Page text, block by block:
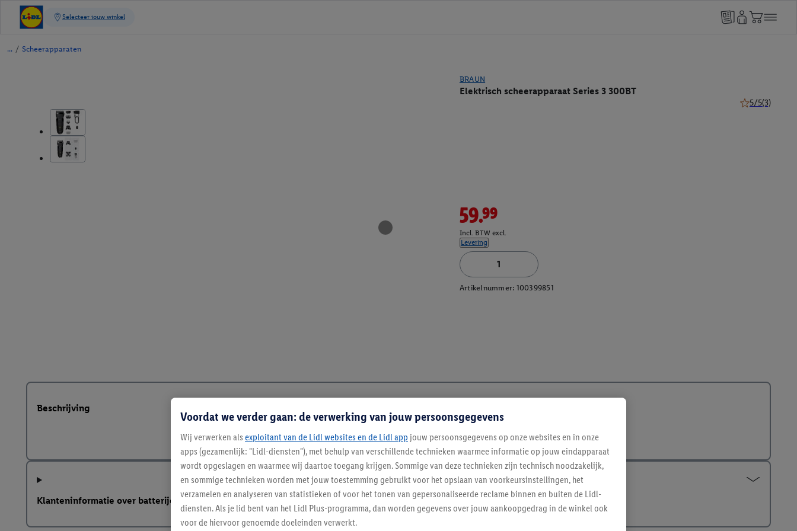
/ Scheerapparaten
BRAUN
Elektrisch scheerapparaat Series 3 300BT
5/5(3)
59.99
Incl. BTW excl.
Levering
Artikelnummer: 100399851
Beschrijving
Klanteninformatie over batterijen Europese Batterijenverordening
Voordat we verder gaan: de verwerking van jouw persoonsgegevens
Wij verwerken als exploitant van de Lidl websites en de Lidl app jouw persoonsgegevens op onze websites en in onze
apps (gezamenlijk: "Lidl-diensten"), met behulp van verschillende technieken waarmee informatie op jouw eindapparaat
wordt opgeslagen en waarmee wij daartoe toegang krijgen. Sommige van deze technieken zijn technisch noodzakelijk,
en sommige technieken worden met jouw toestemming gebruikt voor het opslaan van voorkeursinstellingen, het
verzamelen en analyseren van statistieken of voor het tonen van gepersonaliseerde reclame binnen en buiten de Lidl-
diensten. Als je lid bent van het Lidl Plus-programma, dan worden gegevens over jouw aankoopgedrag in de winkel ook
voor de hiervoor genoemde doeleinden verwerkt.